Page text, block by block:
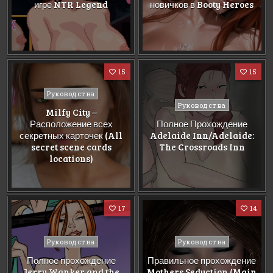
игре NTR Legend
новичков в Booty Heroes
15
Posted
in
Руководства
Milfy City –
Расположение всех
секретных карточек (All
secret scene cards
locations)
15
Posted
in
Руководства
Полное Прохождение
Adelaide Inn/Adelaide:
The Crossroads Inn
17
Posted
Руководства
Полное прохождение
14
Posted
in
Руководства
Правильное прохождение